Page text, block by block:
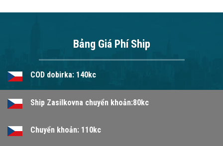
Bảng Giá Phí Ship
COD dobirka: 140kc
Ship Zasilkovna chuyển khoản:80kc
Chuyển khoản: 110kc